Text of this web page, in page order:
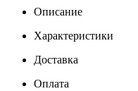
Описание
Характеристики
Доставка
Оплата